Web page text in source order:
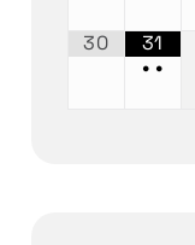
30
31
• •